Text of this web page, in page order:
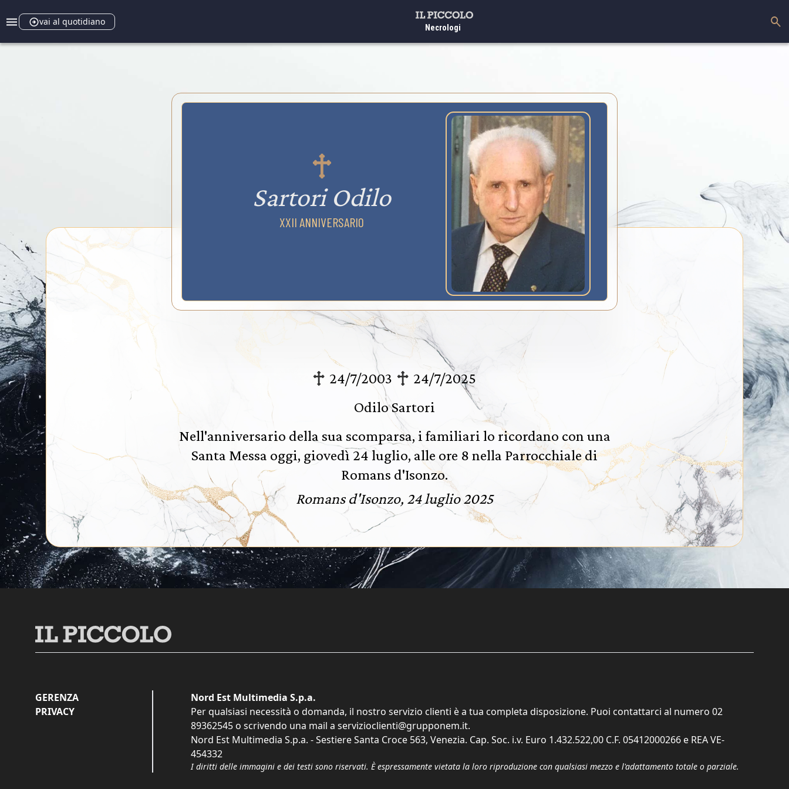
vai al quotidiano
Necrologi
Sartori Odilo
XXII ANNIVERSARIO
24/7/2003
24/7/2025
Odilo Sartori
Nell'anniversario della sua scomparsa, i familiari lo ricordano con una
Santa Messa oggi, giovedì 24 luglio, alle ore 8 nella Parrocchiale di
Romans d'Isonzo.
Romans d'Isonzo, 24 luglio 2025
GERENZA
PRIVACY
Nord Est Multimedia S.p.a.
Per qualsiasi necessità o domanda, il nostro servizio clienti è a tua completa disposizione. Puoi contattarci al numero 02
89362545 o scrivendo una mail a servizioclienti@grupponem.it.
Nord Est Multimedia S.p.a. - Sestiere Santa Croce 563, Venezia. Cap. Soc. i.v. Euro 1.432.522,00 C.F. 05412000266 e REA VE-
454332
I diritti delle immagini e dei testi sono riservati. È espressamente vietata la loro riproduzione con qualsiasi mezzo e l'adattamento totale o parziale.